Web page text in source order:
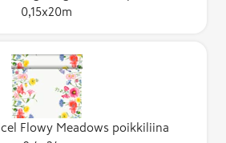
0,15x20m
Flowy Meadows poikkiliina